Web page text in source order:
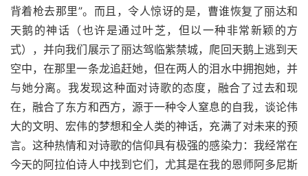
背着枪去那里”。而且，令人惊讶的是，曹谁恢复了丽达和
天鹅的神话（也许是通过叶芝，但以一种非常新颖的方
式），并向我们展示了丽达驾临紫禁城，爬回天鹅上逃到天
空中，在那里一条龙追赶她，但在两人的泪水中拥抱她，并
与她分离。我发现这种面对诗歌的态度，融合了过去和现
在，融合了东方和西方，源于一种令人窒息的自我，谈论伟
大的文明、宏伟的梦想和全人类的神话，充满了对未来的预
言。这种热情和对诗歌的信仰具有极强的感染力：我经常在
今天的阿拉伯诗人中找到它们，尤其是在我的恩师阿多尼斯